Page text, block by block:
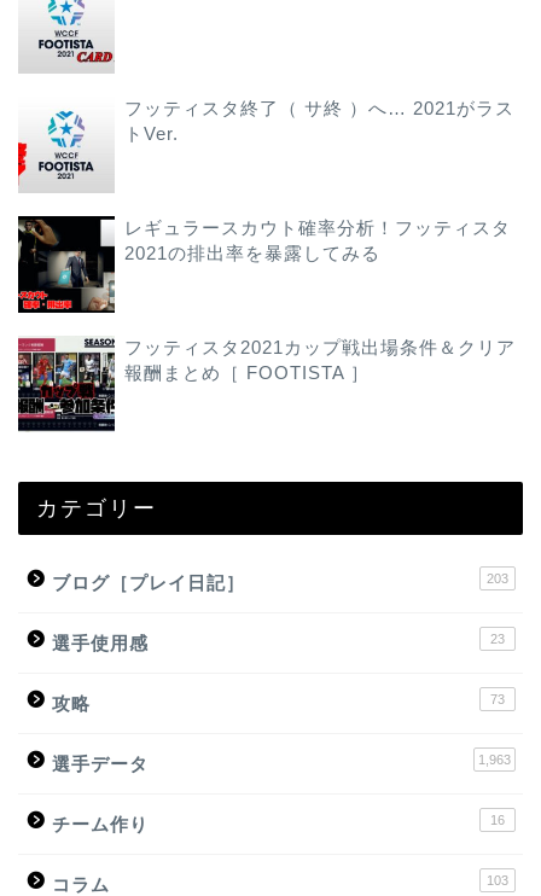
フッティスタ終了（ サ終 ）へ… 2021がラス
トVer.
レギュラースカウト確率分析！フッティスタ
2021の排出率を暴露してみる
フッティスタ2021カップ戦出場条件＆クリア
報酬まとめ［ FOOTISTA ］
カテゴリー
ブログ［プレイ日記］ 203
選手使用感 23
攻略 73
選手データ 1,963
チーム作り 16
コラム 103